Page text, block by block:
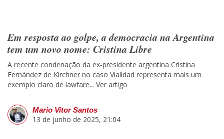
Em resposta ao golpe, a democracia na Argentina
tem um novo nome: Cristina Libre
A recente condenação da ex-presidente argentina Cristina
Fernández de Kirchner no caso Vialidad representa mais um
exemplo claro de lawfare... Ver artigo
Mario Vitor Santos
13 de junho de 2025, 21:04